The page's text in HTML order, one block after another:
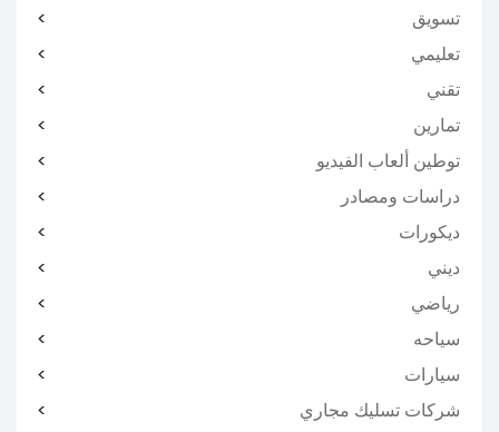
تسويق
تعليمي
تقني
تمارين
توطين ألعاب الفيديو
دراسات ومصادر
ديكورات
ديني
رياضي
سياحه
سيارات
شركات تسليك مجاري